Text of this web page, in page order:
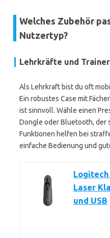
Welches Zubehör
Nutzertyp?
Lehrkräfte und Trainer
Als Lehrkraft bist du oft
Ein robustes Case mit
ist sinnvoll. Wähle einen
Dongle oder Bluetooth, der
Funktionen helfen bei
einfache Bedienung und
Logitech
Laser
und USB